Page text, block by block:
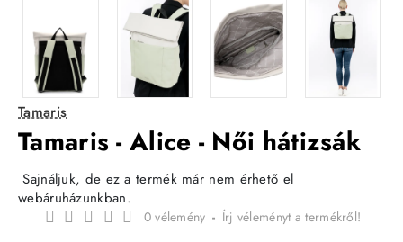
Tamaris
Tamaris - Alice - Női hátizsák
Sajnáljuk, de ez a termék már nem érhető el
webáruházunkban.
0 vélemény - Írj véleményt a termékről!